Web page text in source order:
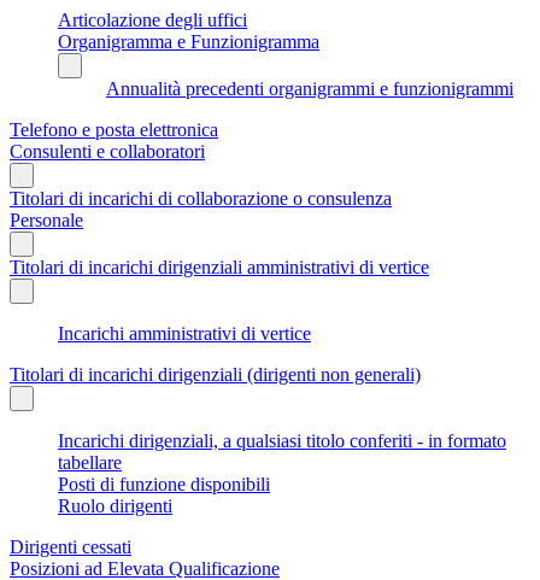
Articolazione degli uffici
Organigramma e Funzionigramma
Annualità precedenti organigrammi e funzionigrammi
Telefono e posta elettronica
Consulenti e collaboratori
Titolari di incarichi di collaborazione o consulenza
Personale
Titolari di incarichi dirigenziali amministrativi di vertice
Incarichi amministrativi di vertice
Titolari di incarichi dirigenziali (dirigenti non generali)
Incarichi dirigenziali, a qualsiasi titolo conferiti - in formato
tabellare
Posti di funzione disponibili
Ruolo dirigenti
Dirigenti cessati
Posizioni ad Elevata Qualificazione